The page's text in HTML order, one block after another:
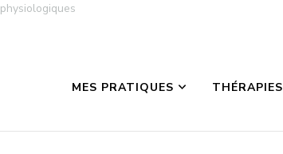
MES PRATIQUES THÉRAPIES